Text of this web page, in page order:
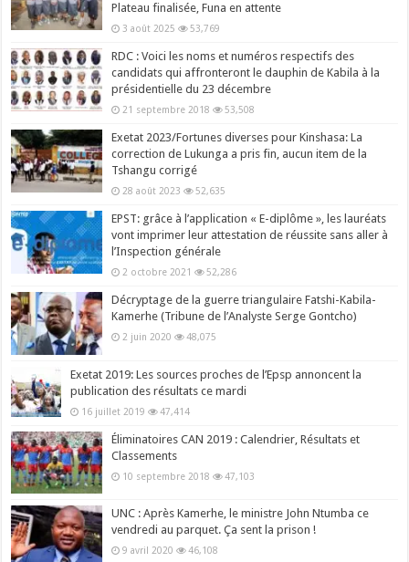
Plateau finalisée, Funa en attente
3 août 2025 53,769
RDC : Voici les noms et numéros respectifs des
candidats qui affronteront le dauphin de Kabila à la
présidentielle du 23 décembre
21 septembre 2018 53,508
Exetat 2023/Fortunes diverses pour Kinshasa: La
correction de Lukunga a pris fin, aucun item de la
Tshangu corrigé
28 août 2023 52,635
EPST: grâce à l’application « E-diplôme », les lauréats
vont imprimer leur attestation de réussite sans aller à
l’Inspection générale
2 octobre 2021 52,286
Décryptage de la guerre triangulaire Fatshi-Kabila-
Kamerhe (Tribune de l’Analyste Serge Gontcho)
2 juin 2020 48,075
Exetat 2019: Les sources proches de l’Epsp annoncent la
publication des résultats ce mardi
16 juillet 2019 47,414
Éliminatoires CAN 2019 : Calendrier, Résultats et
Classements
10 septembre 2018 47,103
UNC : Après Kamerhe, le ministre John Ntumba ce
vendredi au parquet. Ça sent la prison !
9 avril 2020 46,108